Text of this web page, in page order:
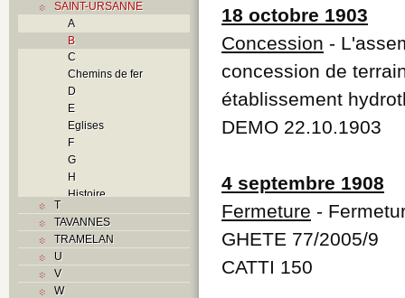
SAINT-URSANNE
A
B
C
Chemins de fer
D
E
Eglises
F
G
H
Histoire
J
L
T
TAVANNES
TRAMELAN
U
V
W
18 octobre 1903
Concession -
concession de
établissement
DEMO 22.10.1903
4 septembre 1908
Fermeture -
GHETE 77/2005/9
CATTI 150